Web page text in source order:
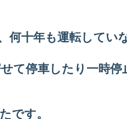
何十年も運転してい
て停車したり一時停
です。